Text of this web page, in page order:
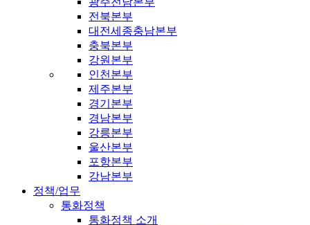
전북본부
대전세종충남본부
충북본부
강원본부
인천본부
제주본부
경기본부
경남본부
강릉본부
울산본부
포항본부
강남본부
정책/업무
통화정책
통화정책 소개